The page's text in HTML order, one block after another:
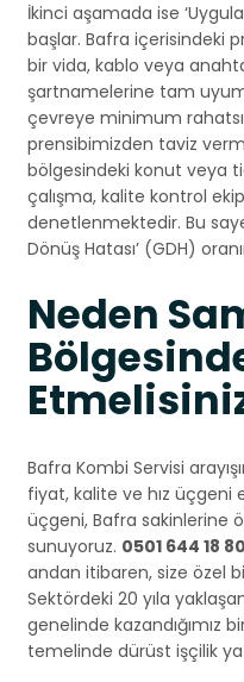
İkinci aşamada ise
başlar. Bafra içerisindeki
bir vida, kablo veya
şartnamelerine tam
çevreye minimum
prensibimizden taviz
bölgesindeki konut veya
çalışma, kalite kontrol
denetlenmektedir. Bu
Dönüş Hatası’ (GDH)
Neden
Bafra Kombi Servisi
fiyat, kalite ve hız üçgeni
üçgeni, Bafra sakinlerine
sunuyoruz. 0501 644 18 80
andan itibaren, size özel
Sektördeki 20 yıla
genelinde kazandığımız
temelinde dürüst işçilik